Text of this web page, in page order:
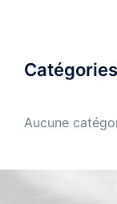
Catégories
Aucune